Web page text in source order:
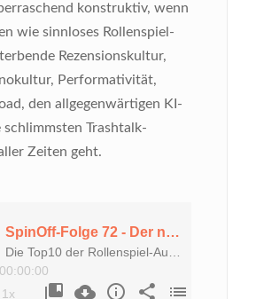
konstruktiv, wenn
wie sinnloses Rollenspiel-
Rezensionskultur,
Performativität,
den allgegenwärtigen KI-
schlimmsten Trashtalk-
Zeiten geht.